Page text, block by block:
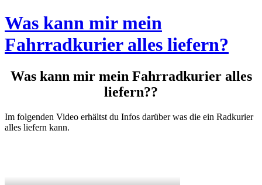
Was kann mir mein
Fahrradkurier alles liefern?
Was kann mir mein Fahrradkurier alles
liefern??
Im folgenden Video erhältst du Infos darüber was die ein Radkurier
alles liefern kann.